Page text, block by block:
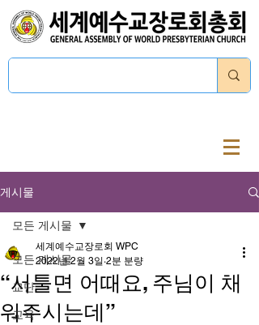
게시물
모든 게시물
교단
교육
모든 게시물
“서툴면 어때요, 주님이 채
워주시는데”
세계예수교장로회 WPC
2022년 2월 3일 2분 분량